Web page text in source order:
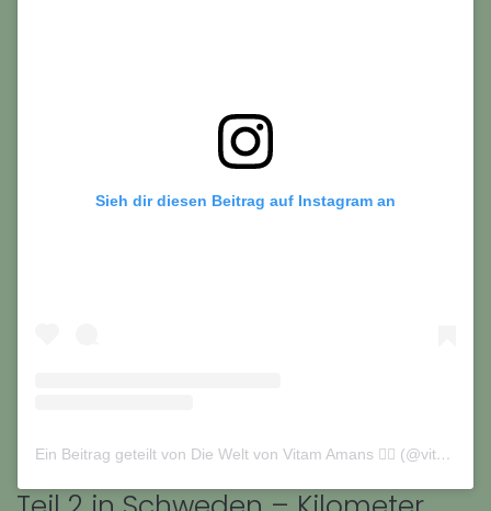
Sieh dir diesen Beitrag auf Instagram an
Ein Beitrag geteilt von Die Welt von Vitam Amans 🏳️‍🌈 (@vitamamans_on_tour)